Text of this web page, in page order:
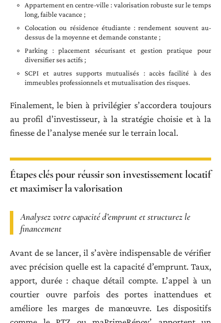
Appartement en centre-ville : valorisation robuste sur le temps
long, faible vacance ;
Colocation ou résidence étudiante : rendement souvent au-
dessus de la moyenne et demande constante ;
Parking : placement sécurisant et gestion pratique pour
diversifier ses actifs ;
SCPI et autres supports mutualisés : accès facilité à des
immeubles professionnels et mutualisation des risques.
Finalement, le bien à privilégier s’accordera toujours
au profil d’investisseur, à la stratégie choisie et à la
finesse de l’analyse menée sur le terrain local.
Étapes clés pour réussir son investissement locatif
et maximiser la valorisation
Analysez votre capacité d’emprunt et structurez le
financement
Avant de se lancer, il s’avère indispensable de vérifier
avec précision quelle est la capacité d’emprunt. Taux,
apport, durée : chaque détail compte. L’appel à un
courtier ouvre parfois des portes inattendues et
améliore les marges de manœuvre. Les dispositifs